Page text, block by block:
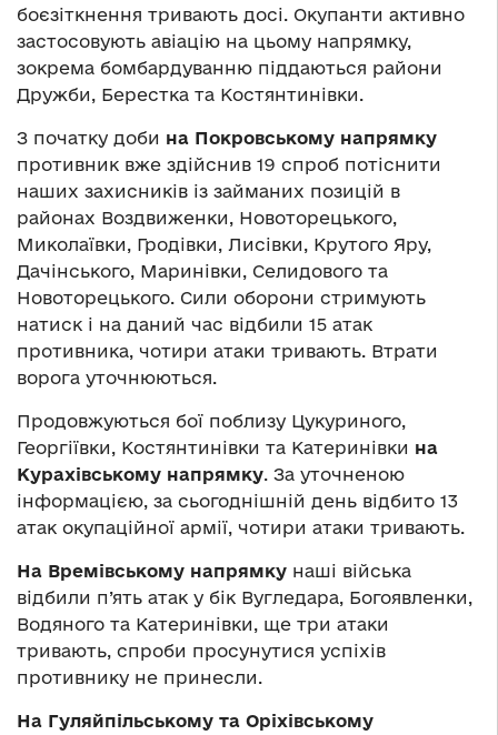
боєзіткнення тривають досі. Окупанти активно
застосовують авіацію на цьому напрямку,
зокрема бомбардуванню піддаються райони
Дружби, Берестка та Костянтинівки.
З початку доби на Покровському напрямку
противник вже здійснив 19 спроб потіснити
наших захисників із займаних позицій в
районах Воздвиженки, Новоторецького,
Миколаївки, Гродівки, Лисівки, Крутого Яру,
Дачінського, Маринівки, Селидового та
Новоторецького. Сили оборони стримують
натиск і на даний час відбили 15 атак
противника, чотири атаки тривають. Втрати
ворога уточнюються.
Продовжуються бої поблизу Цукуриного,
Георгіївки, Костянтинівки та Катеринівки на
Курахівському напрямку. За уточненою
інформацією, за сьогоднішній день відбито 13
атак окупаційної армії, чотири атаки тривають.
На Времівському напрямку наші війська
відбили п’ять атак у бік Вугледара, Богоявленки,
Водяного та Катеринівки, ще три атаки
тривають, спроби просунутися успіхів
противнику не принесли.
На Гуляйпільському та Оріхівському